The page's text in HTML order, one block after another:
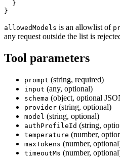
  }
}
allowedModels is an allowlist of
any request outside the list is
Tool parameters
prompt (string, required)
input (any, optional)
schema (object, optional
provider (string, optional)
model (string, optional)
authProfileId (string,
temperature (number,
maxTokens (number,
timeoutMs (number,